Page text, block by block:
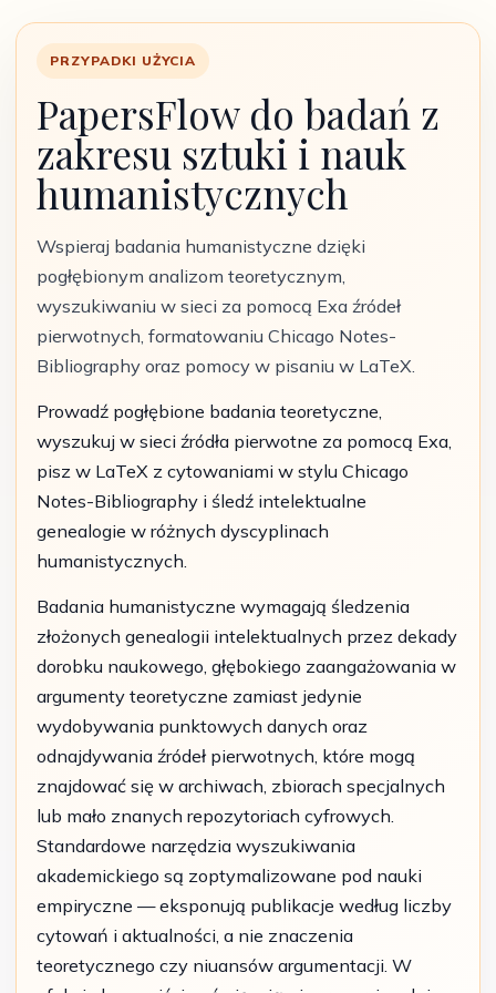
PRZYPADKI UŻYCIA
PapersFlow do badań z
zakresu sztuki i nauk
humanistycznych
Wspieraj badania humanistyczne dzięki
pogłębionym analizom teoretycznym,
wyszukiwaniu w sieci za pomocą Exa źródeł
pierwotnych, formatowaniu Chicago Notes-
Bibliography oraz pomocy w pisaniu w LaTeX.
Prowadź pogłębione badania teoretyczne,
wyszukuj w sieci źródła pierwotne za pomocą Exa,
pisz w LaTeX z cytowaniami w stylu Chicago
Notes-Bibliography i śledź intelektualne
genealogie w różnych dyscyplinach
humanistycznych.
Badania humanistyczne wymagają śledzenia
złożonych genealogii intelektualnych przez dekady
dorobku naukowego, głębokiego zaangażowania w
argumenty teoretyczne zamiast jedynie
wydobywania punktowych danych oraz
odnajdywania źródeł pierwotnych, które mogą
znajdować się w archiwach, zbiorach specjalnych
lub mało znanych repozytoriach cyfrowych.
Standardowe narzędzia wyszukiwania
akademickiego są zoptymalizowane pod nauki
empiryczne — eksponują publikacje według liczby
cytowań i aktualności, a nie znaczenia
teoretycznego czy niuansów argumentacji. W